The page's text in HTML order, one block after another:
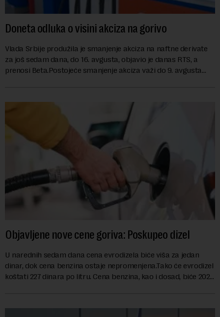
Doneta odluka o visini akciza na gorivo
Vlada Srbije produžila je smanjenje akciza na naftne derivate
za još sedam dana, do 16. avgusta, objavio je danas RTS, a
prenosi Beta.Postojeće smanjenje akciza važi do 9. avgusta
Objavljene nove cene goriva: Poskupeo dizel
U narednih sedam dana cena evrodizela biće viša za jedan
dinar, dok cena benzina ostaje nepromenjena.Tako će evrodizel
koštati 227 dinara po litru. Cena benzina, kao i dosad, biće 202